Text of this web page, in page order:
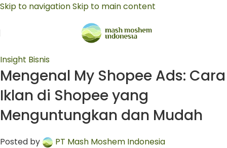
Skip to navigationSkip to main content
Insight Bisnis
Mengenal My Shopee Ads: Cara
Iklan di Shopee yang
Menguntungkan dan Mudah
Posted by
PT Mash Moshem Indonesia